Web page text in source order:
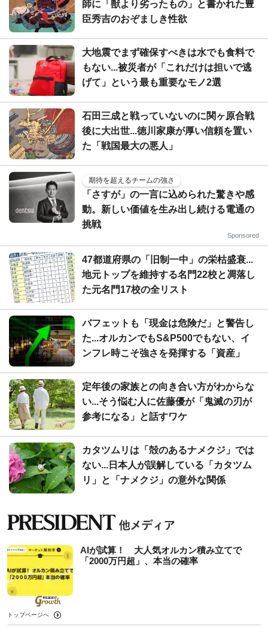
師に「獣より劣ったもの」と書かれた豊
臣秀吉のおぞましき性欲
大地震でまず確保すべきは水でも食料で
もない...被災者が「これだけは担いで逃
げて」という最も重要なモノ2選
石田三成と戦っていないのに関ヶ原合戦
後に大出世...徳川家康が厚い信頼を置い
た「戦国最大の悪人」
期待を超えるチームの強さ
「さすが」の一言に込められた驚きや感
動。新しい価値を生み出し続ける電通の
挑戦
Sponsored
47都道府県の「旧制一中」の栄枯盛衰...
地元トップを維持する名門22校と凋落し
た元名門17校の全リスト
バフェットも「現金は危険だ」と警告し
た...オルカンでもS&P500でもない、イ
ンフレ時こそ強さを発揮する「資産」
定年後の家族との向き合い方がわからな
い...そう悩む人に佐藤優が「鬼滅の刃が
参考になる」と話すワケ
カタツムリは「殻のあるナメクジ」では
ない...日本人が誤解している「カタツム
リ」と「ナメクジ」の意外な関係
AIが試算！ 大人気オルカン積み立てで
「2000万円超」、本当の確率
トップページへ